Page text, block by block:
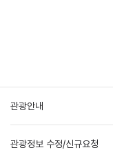
관광안내
관광정보 수정/신규요청